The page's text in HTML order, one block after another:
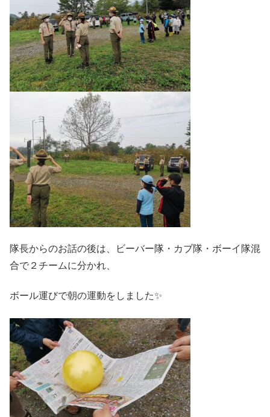
隊長からのお話の後は、ビーバー隊・カブ隊・ボーイ隊混
合で２チームに分かれ、
ボール運びで朝の運動をしました✨